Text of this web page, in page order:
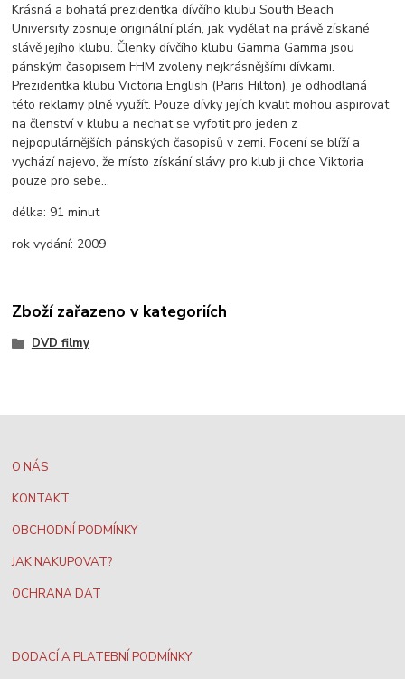
Krásná a bohatá prezidentka dívčího klubu South Beach
University zosnuje originální plán, jak vydělat na právě získané
slávě jejího klubu. Členky dívčího klubu Gamma Gamma jsou
pánským časopisem FHM zvoleny nejkrásnějšími dívkami.
Prezidentka klubu Victoria English (Paris Hilton), je odhodlaná
této reklamy plně využít. Pouze dívky jejích kvalit mohou aspirovat
na členství v klubu a nechat se vyfotit pro jeden z
nejpopulárnějších pánských časopisů v zemi. Focení se blíží a
vychází najevo, že místo získání slávy pro klub ji chce Viktoria
pouze pro sebe...
délka: 91 minut
rok vydání: 2009
Zboží zařazeno v kategoriích
DVD filmy
O NÁS
KONTAKT
OBCHODNÍ PODMÍNKY
JAK NAKUPOVAT?
OCHRANA DAT
DODACÍ A PLATEBNÍ PODMÍNKY